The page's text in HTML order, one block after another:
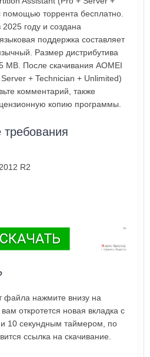
торрента бесплатно.
году и создана
поддержка составляет
Размер дистрибутива
MB. После скачивания AOMEI
+ Technician + Unlimited)
комментарий, также
копию программы.
R2
файла нажмите внизу на
откротется новая вкладка с
10 секундным таймером, по
ссылка на скачивание.